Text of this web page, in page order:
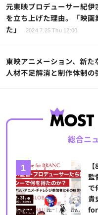
元東映プロデューサー紀
を立ち上げた理由。「映
た」
2024.7.25 Thu 12:00
東映アニメーション、新
人材不足解消と制作体制の
総合ニ
監
で
貴
for